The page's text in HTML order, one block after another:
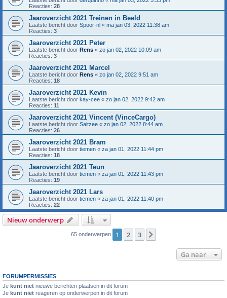
Reacties: 28
Jaaroverzicht 2021 Treinen in Beeld
Laatste bericht door Spoor-nl « ma jan 03, 2022 11:38 am
Reacties: 3
Jaaroverzicht 2021 Peter
Laatste bericht door Rens « zo jan 02, 2022 10:09 am
Reacties: 3
Jaaroverzicht 2021 Marcel
Laatste bericht door Rens « zo jan 02, 2022 9:51 am
Reacties: 18
Jaaroverzicht 2021 Kevin
Laatste bericht door kay-cee « zo jan 02, 2022 9:42 am
Reacties: 11
Jaaroverzicht 2021 Vincent (VinceCargo)
Laatste bericht door Saitzee « zo jan 02, 2022 8:44 am
Reacties: 26
Jaaroverzicht 2021 Bram
Laatste bericht door tiemen « za jan 01, 2022 11:44 pm
Reacties: 18
Jaaroverzicht 2021 Teun
Laatste bericht door tiemen « za jan 01, 2022 11:43 pm
Reacties: 19
Jaaroverzicht 2021 Lars
Laatste bericht door tiemen « za jan 01, 2022 11:40 pm
Reacties: 22
Nieuw onderwerp
65 onderwerpen 1 2 3
Ga naar
FORUMPERMISSIES
Je kunt niet nieuwe berichten plaatsen in dit forum
Je kunt niet reageren op onderwerpen in dit forum